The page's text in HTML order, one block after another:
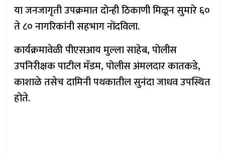
या जनजागृती उपक्रमात दोन्ही ठिकाणी मिळून सुमारे ६०
ते ८० नागरिकांनी सहभाग नोंदविला.
कार्यक्रमावेळी पीएसआय मुल्ला साहेब, पोलीस
उपनिरीक्षक पाटील मॅडम, पोलीस अंमलदार कातकडे,
काशाळे तसेच दामिनी पथकातील सुनंदा जाधव उपस्थित
होते.